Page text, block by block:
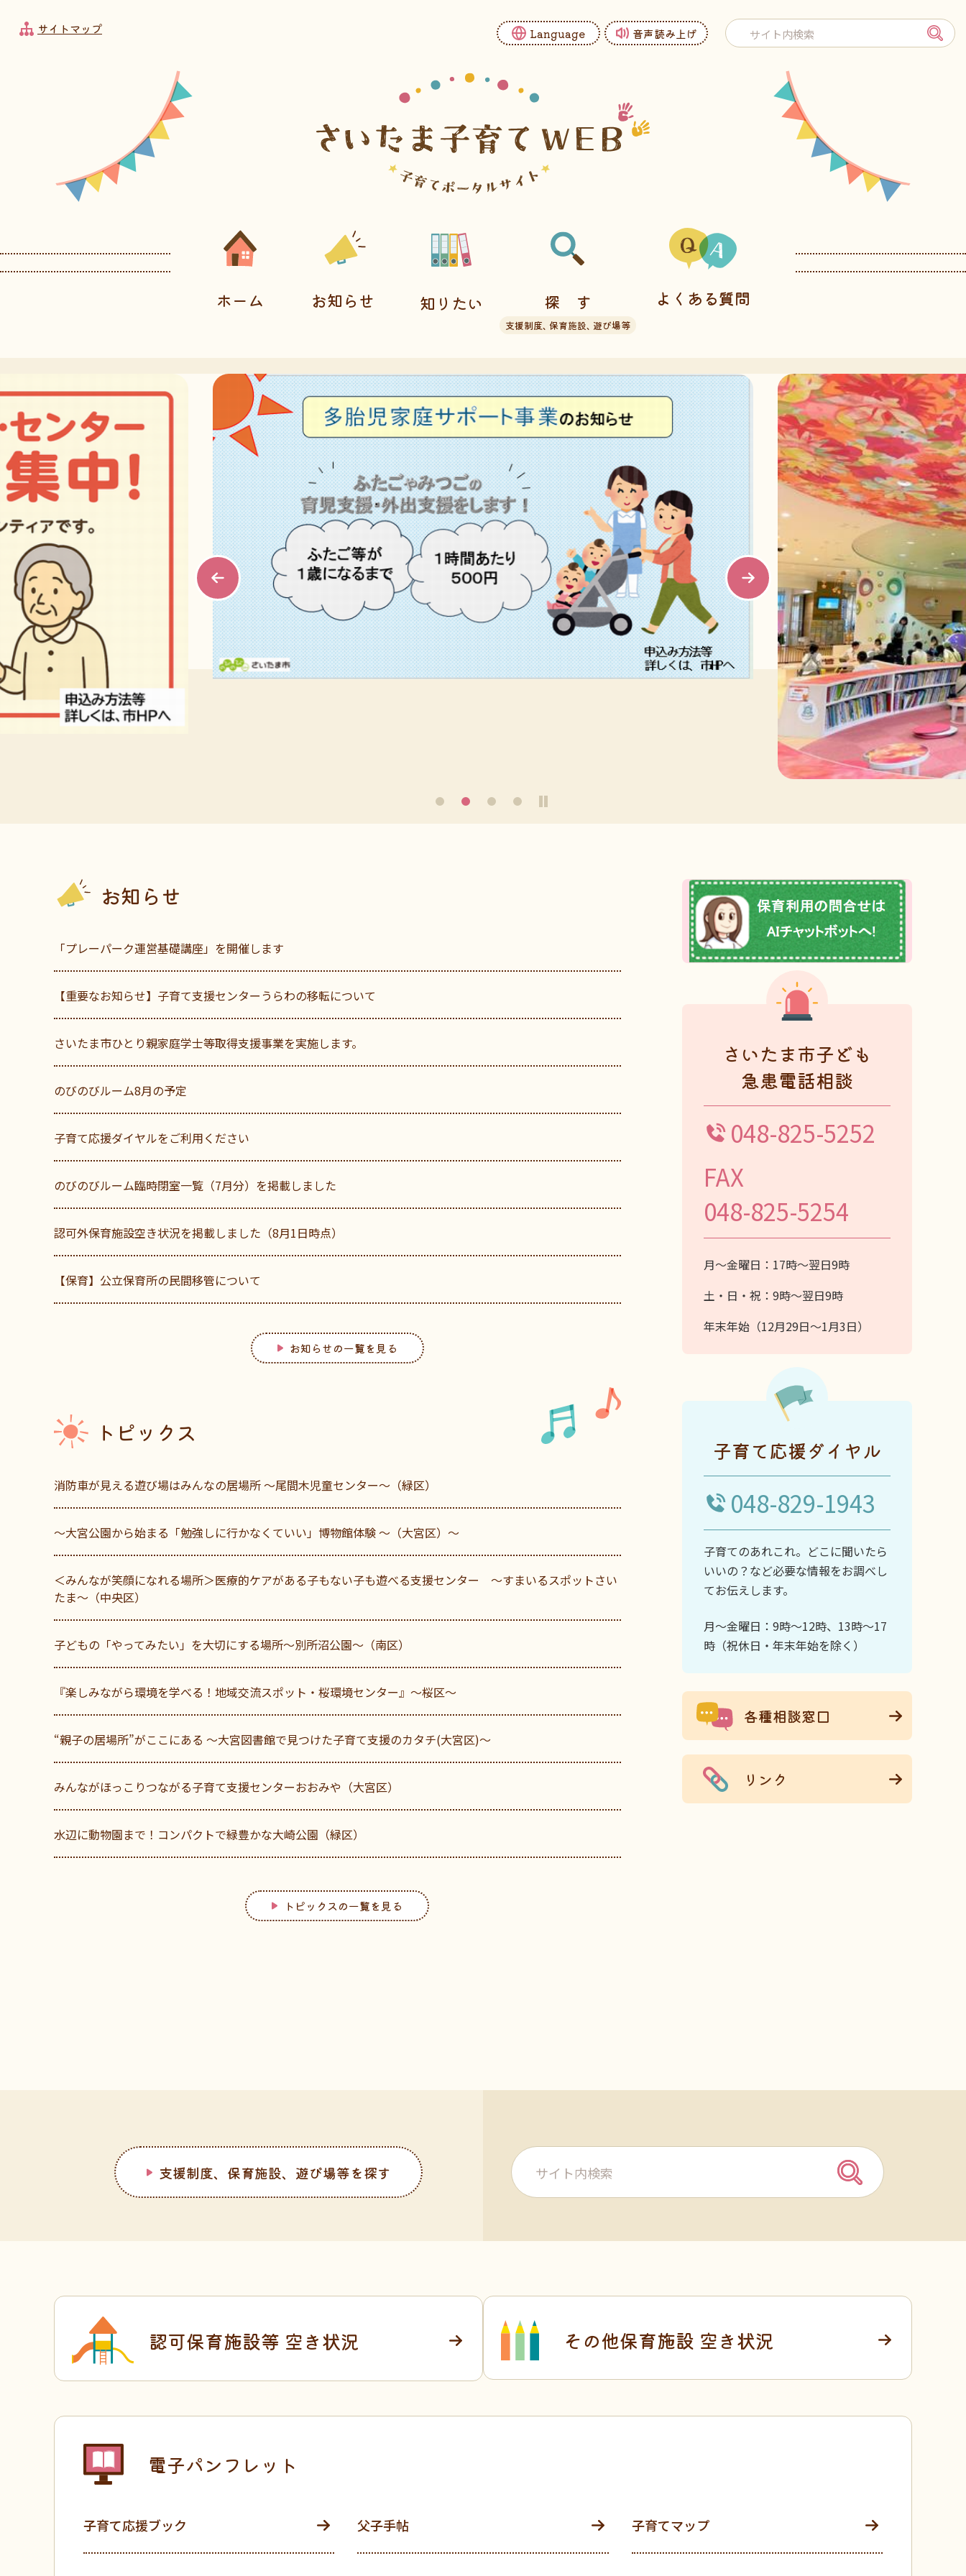
サイトマップ Language 音声読み上げ
ホーム お知らせ 知りたい 探す
支援制度、 保育施設、 遊び場等
よくある質問
お知らせです。 お知らせ
「プレーパーク運営基礎講座」を開催します
【重要なお知らせ】子育て支援センターうらわの移転について
さいたま市ひとり親家庭学士等取得支援事業を実施します。
のびのびルーム8月の予定
子育て応援ダイヤルをご利用ください
のびのびルーム臨時閉室一覧（7月分）を掲載しました
認可外保育施設空き状況を掲載しました（8月1日時点）
【保育】公立保育所の民間移管について
お知らせの一覧を見る
トピックス
消防車が見える遊び場はみんなの居場所 ～尾間木児童センター～（緑区）
〜大宮公園から始まる「勉強しに行かなくていい」博物館体験 〜（大宮区）〜
＜みんなが笑顔になれる場所＞医療的ケアがある子もない子も遊べる支援センター ～すまいるスポットさい
たま～（中央区）
子どもの「やってみたい」を大切にする場所～別所沼公園～（南区）
『楽しみながら環境を学べる！地域交流スポット・桜環境センター』～桜区～
“親子の居場所”がここにある ～大宮図書館で見つけた子育て支援のカタチ(大宮区)～
みんながほっこりつながる子育て支援センターおおみや（大宮区）
水辺に動物園まで！コンパクトで緑豊かな大崎公園（緑区）
トピックスの一覧を見る
さいたま市子ども
急患電話相談
048-825-5252
FAX
048-825-5254
月～金曜日：17時～翌日9時
土・日・祝：9時～翌日9時
年末年始（12月29日～1月3日）
子育て応援ダイヤル
048-829-1943
子育てのあれこれ。どこに聞いたら
いいの？など必要な情報をお調べし
てお伝えします。
月～金曜日：9時～12時、13時～17
時（祝休日・年末年始を除く）
各種相談窓口
リンク
支援制度、保育施設、遊び場等を探す
認可保育施設等 空き状況 その他保育施設 空き状況
電子パンフレット
子育て応援ブック 父子手帖 子育てマップ